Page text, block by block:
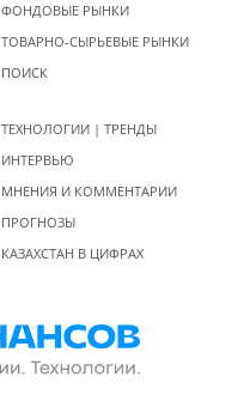
ФОНДОВЫЕ РЫНКИ
ТОВАРНО-СЫРЬЕВЫЕ РЫНКИ
ПОИСК
ТЕХНОЛОГИИ | ТРЕНДЫ
ИНТЕРВЬЮ
МНЕНИЯ И КОММЕНТАРИИ
ПРОГНОЗЫ
КАЗАХСТАН В ЦИФРАХ